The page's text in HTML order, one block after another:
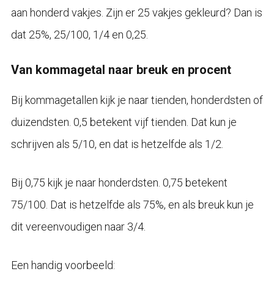
aan honderd vakjes. Zijn er 25 vakjes gekleurd? Dan is
dat 25%, 25/100, 1/4 en 0,25.
Van kommagetal naar breuk en procent
Bij kommagetallen kijk je naar tienden, honderdsten of
duizendsten. 0,5 betekent vijf tienden. Dat kun je
schrijven als 5/10, en dat is hetzelfde als 1/2.
Bij 0,75 kijk je naar honderdsten. 0,75 betekent
75/100. Dat is hetzelfde als 75%, en als breuk kun je
dit vereenvoudigen naar 3/4.
Een handig voorbeeld: